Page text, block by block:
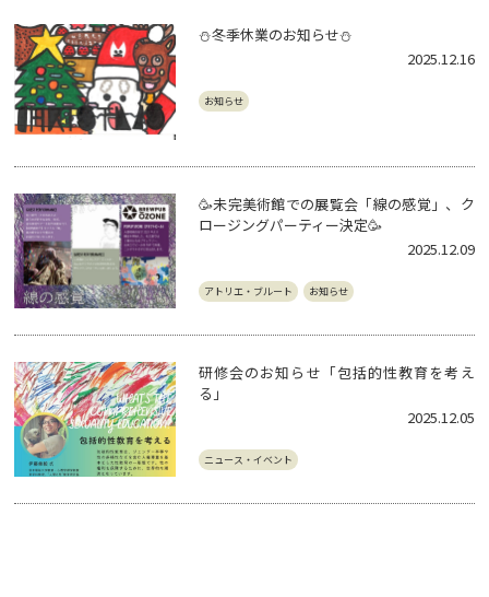
⛄️冬季休業のお知らせ⛄️
2025.12.16
お知らせ
🥳未完美術館での展覧会「線の感覚」、ク
ロージングパーティー決定🥳
2025.12.09
アトリエ・ブルート お知らせ
研修会のお知らせ「包括的性教育を考え
る」
2025.12.05
ニュース・イベント